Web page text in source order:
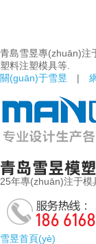
青島雪昱專(zhuān)注
塑料注塑模具等.
關(guān)于雪昱 |
25年專(zhuān)注于模具
雪昱首頁(yè)